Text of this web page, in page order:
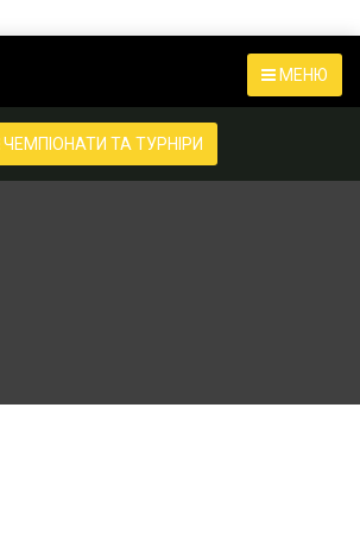
МЕНЮ
ЧЕМПІОНАТИ ТА ТУРНІРИ